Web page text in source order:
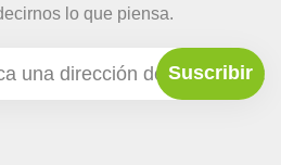
lo que piensa.